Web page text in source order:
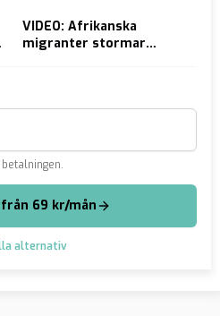
VIDEO: Afrikanska
migranter stormar
69 kr/mån
alternativ